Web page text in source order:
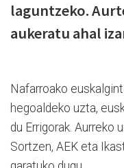
laguntzeko.
aukeratu ahal
Nafarroako
hegoaldeko uzta,
du Errigorak. Aurreko
Sortzen, AEK eta